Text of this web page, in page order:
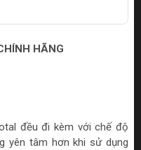
HÃNG
đều đi kèm với chế độ
yên tâm hơn khi sử dụng